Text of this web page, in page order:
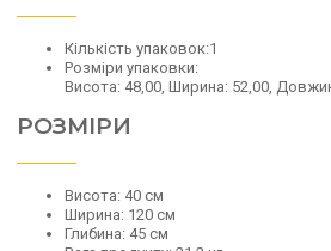
Кількість упаковок:1
Розміри упаковки:
Висота: 48,00, Ширина: 52,00,
РОЗМІРИ
Висота: 40 см
Ширина: 120 см
Глибина: 45 см